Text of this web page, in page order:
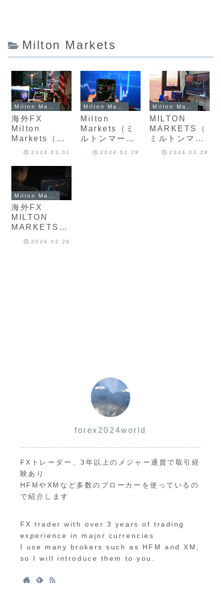
Milton Markets
海外FX
Milton
Markets（ミ
ルトンマーケ
拒否の噂は本
当？評判、安
全性に問題な
し？最新版
2024.03.01
Milton
Markets（ミ
ルトンマーケ
ッツ）のFX口
2024.02.28
MILTON
MARKETS（
ミルトンマー
ケッツ）の口
2024.02.28
海外FX
MILTON
MARKETS（
ミルトンマー
2024.02.28
forex2024world
FXトレーダー、3年以上のメジャー通貨で取引経
験あり
HFMやXMなど多数のブローカーを使っているの
で紹介します
FX trader with over 3 years of trading
experience in major currencies
I use many brokers such as HFM and XM,
so I will introduce them to you.